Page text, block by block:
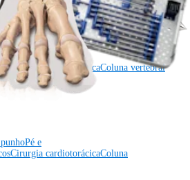
Pé e
Cirurgia cardiotorácicaColuna vertebral
Pé e
Cirurgia cardiotorácicaColuna